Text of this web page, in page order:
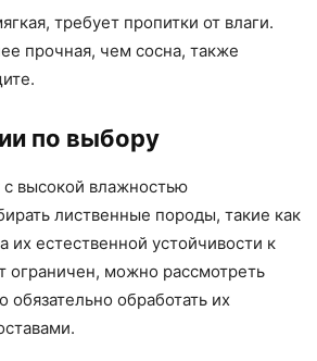
требует пропитки от влаги.
прочная, чем сосна, также
по выбору
высокой влажностью
лиственные породы, такие как
их естественной устойчивости к
ограничен, можно рассмотреть
обработать их